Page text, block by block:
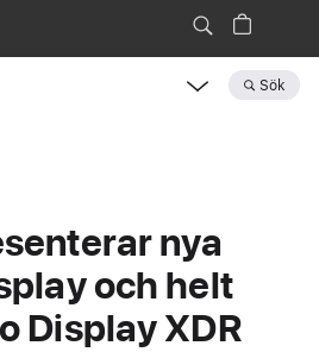
Sök
nya
och helt
Display XDR